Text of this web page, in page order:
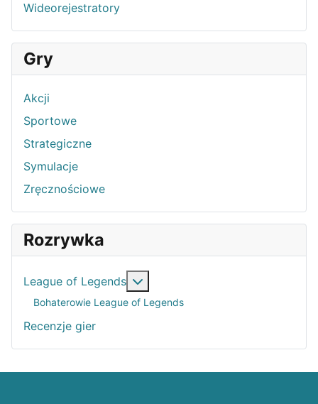
Wideorejestratory
Gry
Akcji
Sportowe
Strategiczne
Symulacje
Zręcznościowe
Rozrywka
League of Legends
Bohaterowie League of Legends
Recenzje gier